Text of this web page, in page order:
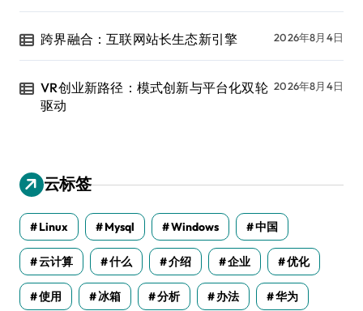
跨界融合：互联网站长生态新引擎 2026年8月4日
VR创业新路径：模式创新与平台化双轮
驱动
2026年8月4日
云标签
Linux Mysql Windows 中国
云计算 什么 介绍 企业 优化
使用 冰箱 分析 办法 华为